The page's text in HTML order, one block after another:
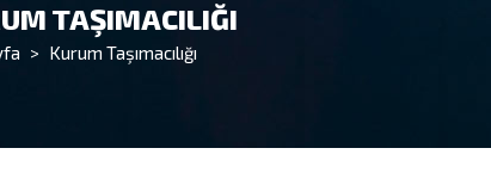
TAŞIMACILIĞI
> Kurum Taşımacılığı